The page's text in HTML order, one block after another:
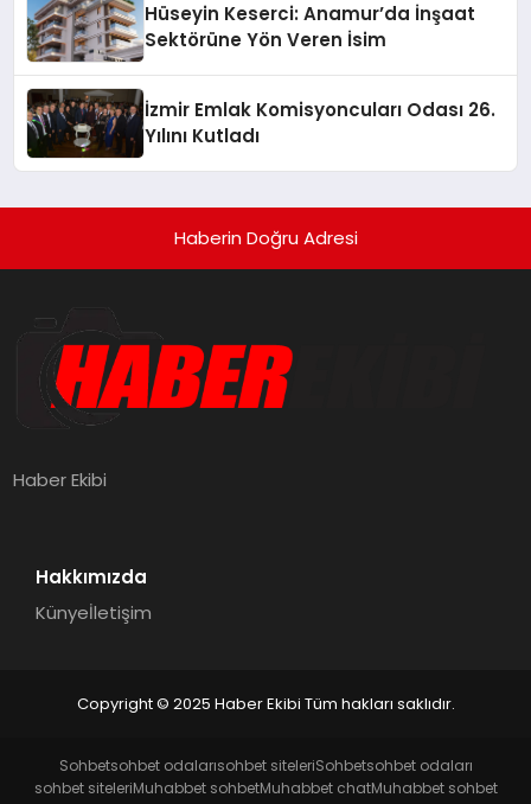
Hüseyin Keserci: Anamur’da İnşaat
Sektörüne Yön Veren İsim
İzmir Emlak Komisyoncuları Odası 26.
Yılını Kutladı
Haberin Doğru Adresi
Haber Ekibi
Hakkımızda
Künyeİletişim
Copyright © 2025 Haber Ekibi Tüm hakları saklıdır.
Sohbetsohbet odalarısohbet siteleriSohbetsohbet odaları
sohbet siteleriMuhabbet sohbetMuhabbet chatMuhabbet sohbet